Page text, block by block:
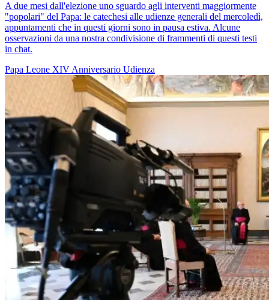
A due mesi dall'elezione uno sguardo agli interventi maggiormente
"popolari" del Papa: le catechesi alle udienze generali del mercoledì,
appuntamenti che in questi giorni sono in pausa estiva. Alcune
osservazioni da una nostra condivisione di frammenti di questi testi
in chat.
Papa Leone XIV Anniversario Udienza